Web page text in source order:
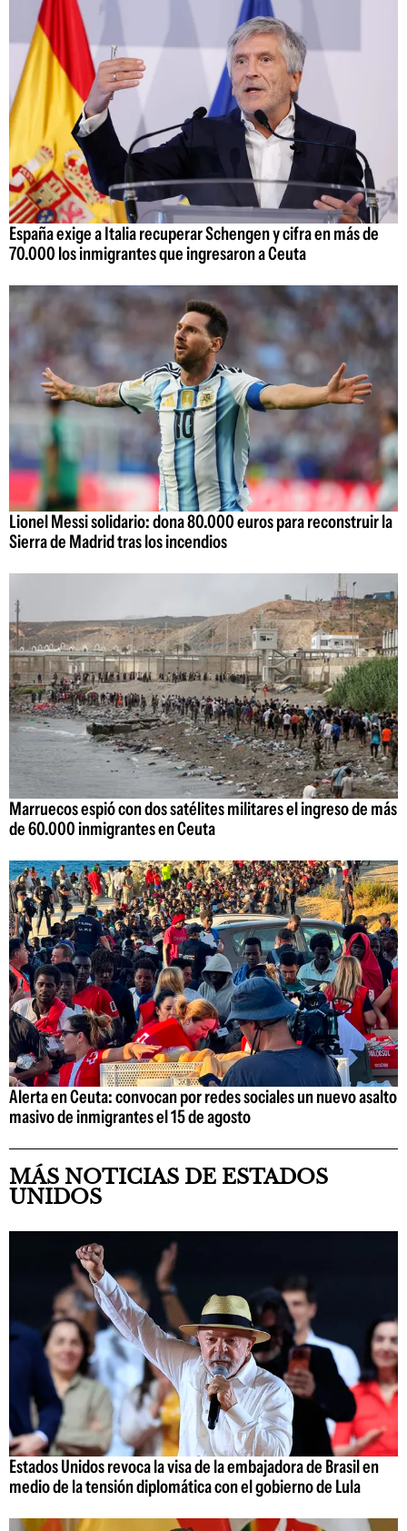
España exige a Italia recuperar Schengen y cifra en más de
70.000 los inmigrantes que ingresaron a Ceuta
Lionel Messi solidario: dona 80.000 euros para reconstruir la
Sierra de Madrid tras los incendios
Marruecos espió con dos satélites militares el ingreso de más
de 60.000 inmigrantes en Ceuta
Alerta en Ceuta: convocan por redes sociales un nuevo asalto
masivo de inmigrantes el 15 de agosto
MÁS NOTICIAS DE ESTADOS
UNIDOS
Estados Unidos revoca la visa de la embajadora de Brasil en
medio de la tensión diplomática con el gobierno de Lula